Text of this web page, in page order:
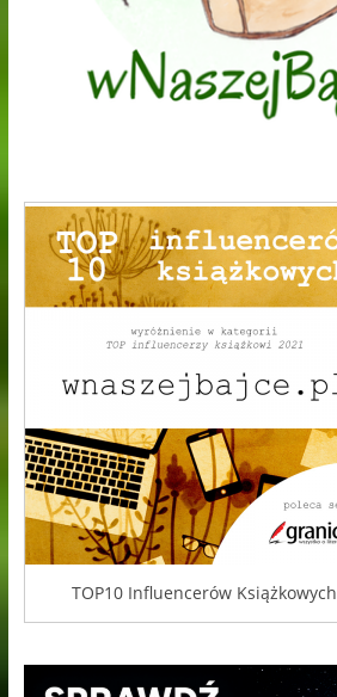
TOP10 Influencerów Książkowych